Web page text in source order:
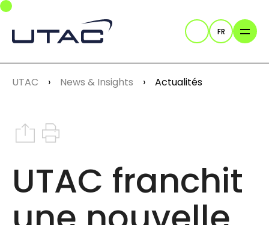
Skip to main navigation
Skip to main content
Skip to page footer
Recherche
FR
You are here:
UTAC News & Insights Actualités
Share on Instagram
Print this article
UTAC franchit